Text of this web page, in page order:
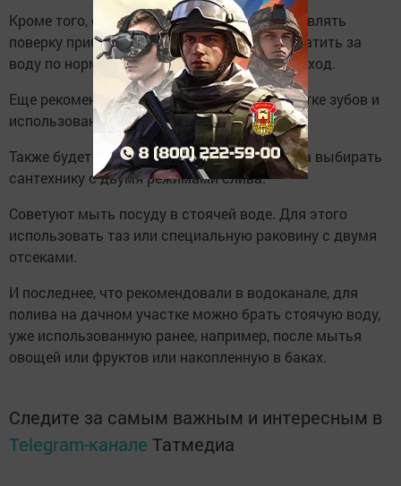
Кроме того, следует своевременно осуществлять
поверку приборов учета, иначе придется платить за
воду по нормативу, а не за фактический расход.
Еще рекомендуют выключать воду при чистке зубов и
использовании средств гигиены.
Также будет лучше, если при замене унитаза выбирать
сантехнику с двумя режимами слива.
Советуют мыть посуду в стоячей воде. Для этого
использовать таз или специальную раковину с двумя
отсеками.
И последнее, что рекомендовали в водоканале, для
полива на дачном участке можно брать стоячую воду,
уже использованную ранее, например, после мытья
овощей или фруктов или накопленную в баках.
Следите за самым важным и интересным в
Telegram-канале Татмедиа